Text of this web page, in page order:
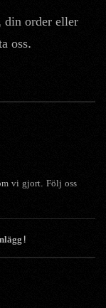
order eller
oss.
vi gjort. Följ oss